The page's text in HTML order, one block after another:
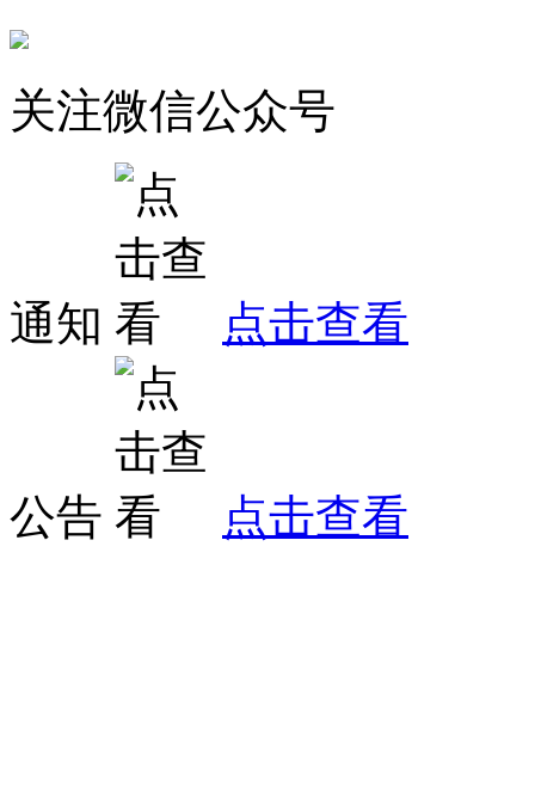
关注微信公众号
通知 点击查看
公告 点击查看